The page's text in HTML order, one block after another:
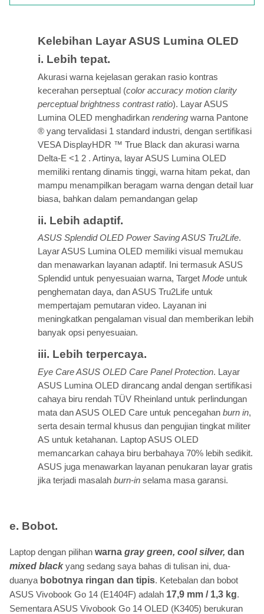
Kelebihan Layar ASUS Lumina OLED
i. Lebih tepat.
Akurasi warna kejelasan gerakan rasio kontras
kecerahan perseptual (color accuracy motion clarity
perceptual brightness contrast ratio). Layar ASUS
Lumina OLED menghadirkan rendering warna Pantone
® yang tervalidasi 1 standard industri, dengan sertifikasi
VESA DisplayHDR ™ True Black dan akurasi warna
Delta-E <1 2 . Artinya, layar ASUS Lumina OLED
memiliki rentang dinamis tinggi, warna hitam pekat, dan
mampu menampilkan beragam warna dengan detail luar
biasa, bahkan dalam pemandangan gelap
ii. Lebih adaptif.
ASUS Splendid OLED Power Saving ASUS Tru2Life.
Layar ASUS Lumina OLED memiliki visual memukau
dan menawarkan layanan adaptif. Ini termasuk ASUS
Splendid untuk penyesuaian warna, Target Mode untuk
penghematan daya, dan ASUS Tru2Life untuk
mempertajam pemutaran video. Layanan ini
meningkatkan pengalaman visual dan memberikan lebih
banyak opsi penyesuaian.
iii. Lebih terpercaya.
Eye Care ASUS OLED Care Panel Protection. Layar
ASUS Lumina OLED dirancang andal dengan sertifikasi
cahaya biru rendah TÜV Rheinland untuk perlindungan
mata dan ASUS OLED Care untuk pencegahan burn in,
serta desain termal khusus dan pengujian tingkat militer
AS untuk ketahanan. Laptop ASUS OLED
memancarkan cahaya biru berbahaya 70% lebih sedikit.
ASUS juga menawarkan layanan penukaran layar gratis
jika terjadi masalah burn-in selama masa garansi.
e. Bobot.
Laptop dengan pilihan warna gray green, cool silver, dan
mixed black yang sedang saya bahas di tulisan ini, dua-
duanya bobotnya ringan dan tipis. Ketebalan dan bobot
ASUS Vivobook Go 14 (E1404F) adalah 17,9 mm / 1,3 kg.
Sementara ASUS Vivobook Go 14 OLED (K3405) berukuran